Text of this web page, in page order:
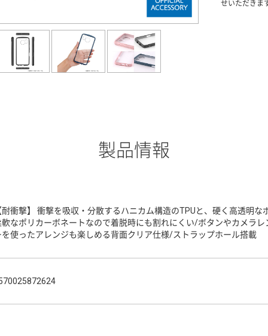
せいただきま
製品情報
耐衝撃】 衝撃を吸収・分散するハニカム構造のTPUと、硬く高透明
軟なポリカーボネートなので着脱時にも割れにくい/ボタンやカメラ
を使ったアレンジも楽しめる背面クリア仕様/ストラップホール搭載